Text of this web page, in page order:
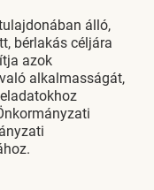
álló,
bérlakás céljára
azok
alkalmasságát,